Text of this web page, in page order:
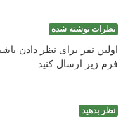
نظرات نوشته شده
اولین نفر برای نظر دادن
فرم زیر ارسال کنید.
نظر بدهید